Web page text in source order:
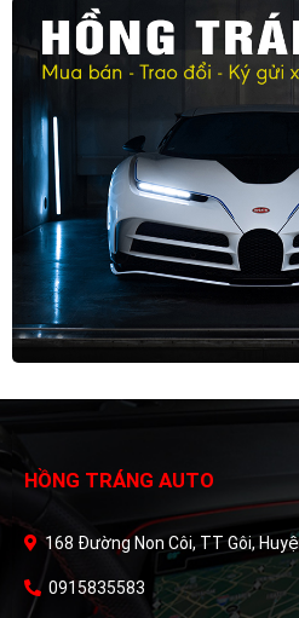
HỒNG TRÁNG AUTO
168 Đường Non Côi, TT Gôi,
0915835583